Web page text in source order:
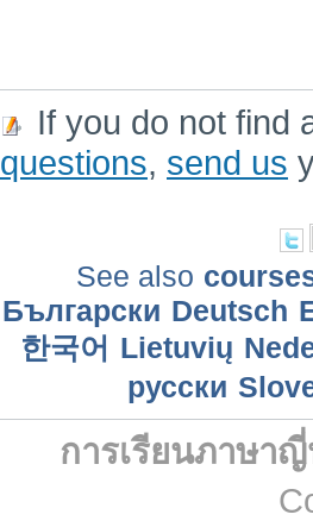
If you do not find
questions, send us
See also
Български Deutsch
한국어 Lietuvių
русски
การเรียนภาษา